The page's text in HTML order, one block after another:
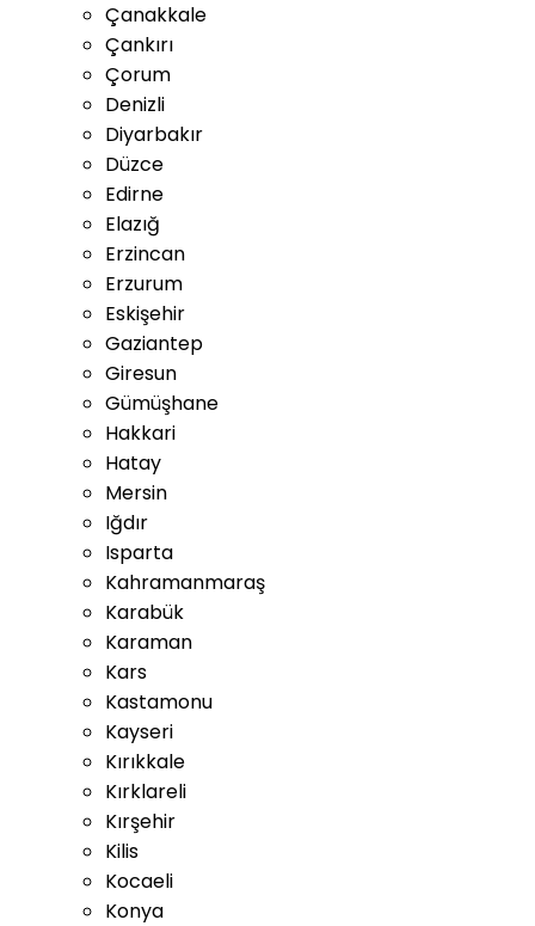
Çanakkale
Çankırı
Çorum
Denizli
Diyarbakır
Düzce
Edirne
Elazığ
Erzincan
Erzurum
Eskişehir
Gaziantep
Giresun
Gümüşhane
Hakkari
Hatay
Mersin
Iğdır
Isparta
Kahramanmaraş
Karabük
Karaman
Kars
Kastamonu
Kayseri
Kırıkkale
Kırklareli
Kırşehir
Kilis
Kocaeli
Konya